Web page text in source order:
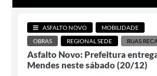
ASFALTO NOVO
MOBILIDADE
OBRAS
REGIONAL SEDE RUAS
Asfalto Novo: Prefeitura
Mendes neste sábado (20/12)